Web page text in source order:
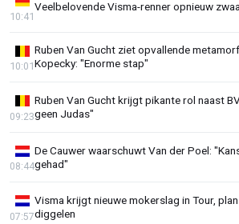
Veelbelovende Visma-renner opnieuw
10:41
Ruben Van Gucht ziet opvallende
Kopecky: "Enorme stap"
10:01
Ruben Van Gucht krijgt pikante rol naast
geen Judas"
09:23
De Cauwer waarschuwt Van der Poel:
gehad"
08:44
Visma krijgt nieuwe mokerslag in Tour, plan
diggelen
07:57